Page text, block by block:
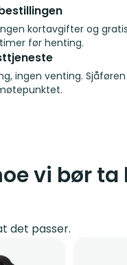
kortavgifter og
før henting.
ingen venting.
vi bør
det passer.